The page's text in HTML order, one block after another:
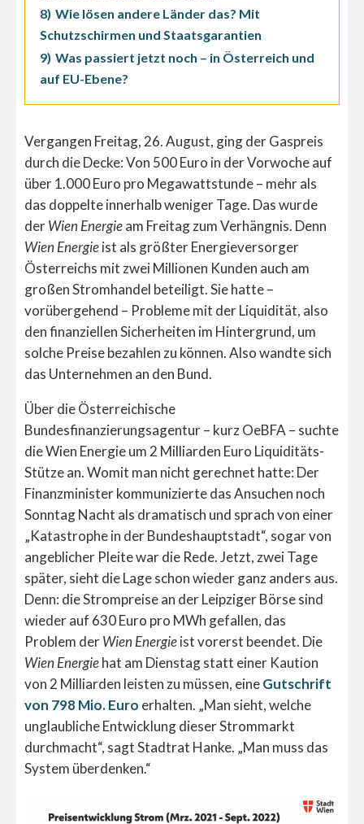
8) Wie lösen andere Länder das? Mit
Schutzschirmen und Staatsgarantien
9) Was passiert jetzt noch – in Österreich und
auf EU-Ebene?
Vergangen Freitag, 26. August, ging der Gaspreis
durch die Decke: Von 500 Euro in der Vorwoche auf
über 1.000 Euro pro Megawattstunde – mehr als
das doppelte innerhalb weniger Tage. Das wurde
derWien Energieam Freitag zum Verhängnis. Denn
Wien Energieist als größter Energieversorger
Österreichs mit zwei Millionen Kunden auch am
großen Stromhandel beteiligt. Sie hatte –
vorübergehend – Probleme mit der Liquidität, also
den finanziellen Sicherheiten im Hintergrund, um
solche Preise bezahlen zu können. Also wandte sich
das Unternehmen an den Bund.
Über die Österreichische
Bundesfinanzierungsagentur – kurz OeBFA – suchte
die Wien Energie um 2 Milliarden Euro Liquiditäts-
Stütze an. Womit man nicht gerechnet hatte: Der
Finanzminister kommunizierte das Ansuchen noch
Sonntag Nacht als dramatisch und sprach von einer
„Katastrophe in der Bundeshauptstadt“, sogar von
angeblicher Pleite war die Rede. Jetzt, zwei Tage
später, sieht die Lage schon wieder ganz anders aus.
Denn: die Strompreise an der Leipziger Börse sind
wieder auf 630 Euro pro MWh gefallen, das
Problem derWien Energieist vorerst beendet. Die
Wien Energiehat am Dienstag statt einer Kaution
von 2 Milliarden leisten zu müssen, eineGutschrift
von 798 Mio. Euro erhalten. „Man sieht, welche
unglaubliche Entwicklung dieser Strommarkt
durchmacht“, sagt Stadtrat Hanke. „Man muss das
System überdenken.“